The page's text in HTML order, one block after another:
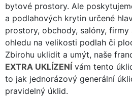
bytové prostory. Ale
a podlahových krytin určené
prostory, obchody, salóny, firmy
ohledu na velikosti podlah či
Zbirohu uklidit a umýt, naše
EXTRA UKLÍZENÍ vám tento
to jak jednorázový generální
pravidelný úklid.